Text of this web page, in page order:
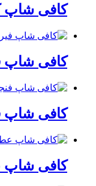
کافی شاپ
کافی شاپ
کافی شاپ
کافی شاپ